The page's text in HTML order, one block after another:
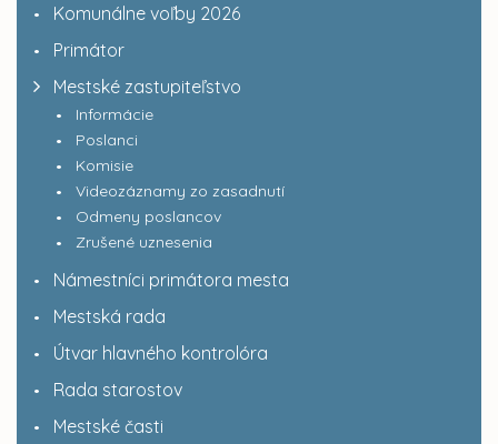
Komunálne voľby 2026
Primátor
Mestské zastupiteľstvo
Informácie
Poslanci
Komisie
Videozáznamy zo zasadnutí
Odmeny poslancov
Zrušené uznesenia
Námestníci primátora mesta
Mestská rada
Útvar hlavného kontrolóra
Rada starostov
Mestské časti